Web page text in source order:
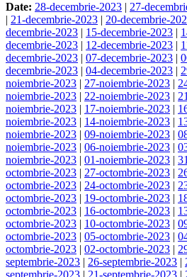
Date: 28-decembrie-2023 | 27-
| 21-decembrie-2023 | 20-decembrie-
decembrie-2023 | 15-decembrie-2023 |
decembrie-2023 | 12-decembrie-2023 |
decembrie-2023 | 07-decembrie-2023 |
decembrie-2023 | 04-decembrie-2023 |
noiembrie-2023 | 27-noiembrie-2023 |
noiembrie-2023 | 22-noiembrie-2023 |
noiembrie-2023 | 17-noiembrie-2023 |
noiembrie-2023 | 14-noiembrie-2023 |
noiembrie-2023 | 09-noiembrie-2023 |
noiembrie-2023 | 06-noiembrie-2023 |
noiembrie-2023 | 01-noiembrie-2023 |
octombrie-2023 | 27-octombrie-2023 |
octombrie-2023 | 24-octombrie-2023 |
octombrie-2023 | 19-octombrie-2023 |
octombrie-2023 | 16-octombrie-2023 |
octombrie-2023 | 10-octombrie-2023 |
octombrie-2023 | 05-octombrie-2023 |
octombrie-2023 | 02-octombrie-2023 |
septembrie-2023 | 26-septembrie-2023 |